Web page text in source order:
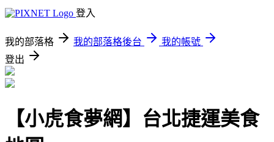
登入
我的部落格 我的部落格後台
我的帳號
登出
【小虎食夢網】台北捷運美食